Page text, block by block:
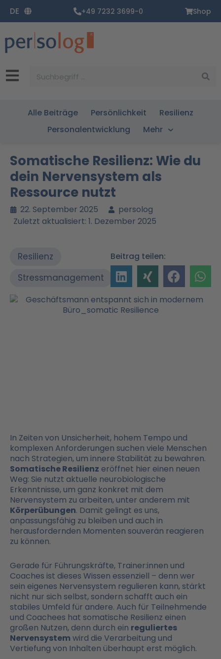
Inhalt
springen
DE +49 7232 3699-0 Shop
Alle Beiträge Persönlichkeit
Resilienz
Personalentwicklung
Mehr
Somatische Resilienz: Wie du
dein Nervensystem als
Ressource nutzt
22. September 2025
persolog
Zuletzt aktualisiert: 1. Dezember 2025
Resilienz
Stressmanagement
Beitrag teilen:
In Zeiten von Unsicherheit, hohem Tempo und
komplexen Anforderungen suchen viele Menschen
nach Strategien, um innere Stabilität zu bewahren.
Somatische Resilienz eröffnet hier einen neuen
Weg: Sie nutzt aktuelle neurobiologische
Erkenntnisse, um ganz konkret mit dem
Nervensystem zu arbeiten, unter anderem mit
Körperübungen. Damit gelingt es uns,
anpassungsfähig zu bleiben und auch in
herausfordernden Momenten souverän reagieren
zu können.
Gerade für Führungskräfte, Trainer:innen und
Coaches ist dieses Wissen essenziell – denn wer
sein eigenes Nervensystem regulieren kann, stärkt
nicht nur sich selbst, sondern schafft auch ein
stabiles Umfeld für andere. Auch für Teilnehmende
und Coachees hat somatische Resilienz einen
großen Nutzen, denn durch ein reguliertes
Nervensystem wird die Verarbeitung und
Vertiefung von Inhalten überhaupt erst möglich.